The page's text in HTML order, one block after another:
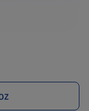
meg)